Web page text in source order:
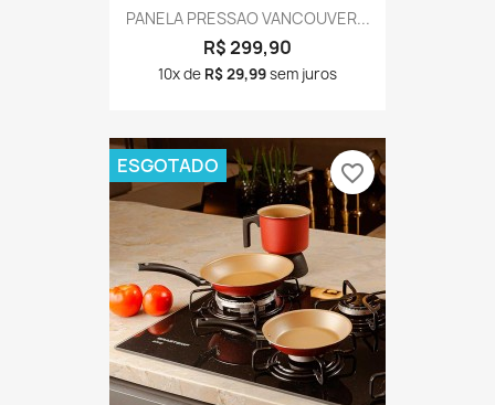
PANELA PRESSAO VANCOUVER...
R$ 299,90
10x de R$ 29,99sem juros
ESGOTADO favorite_border